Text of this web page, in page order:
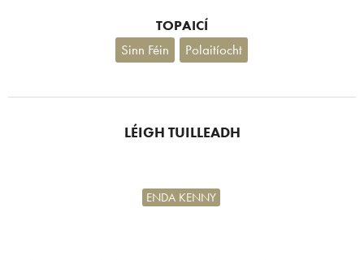
TOPAICÍ
Sinn Féin
Polaitíocht
LÉIGH TUILLEADH
ENDA KENNY